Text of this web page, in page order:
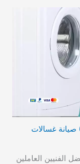
فني تصليح غسالات الصوابر 60615556 صيانة غسالات
الفنيين العاملين